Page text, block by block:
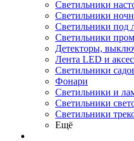
Светильники
Светильники
Светильники под
Светильники
Детекторы,
Лента LED и
Светильники
Фонари
Светильники и
Светильники
Светильники
Ещё